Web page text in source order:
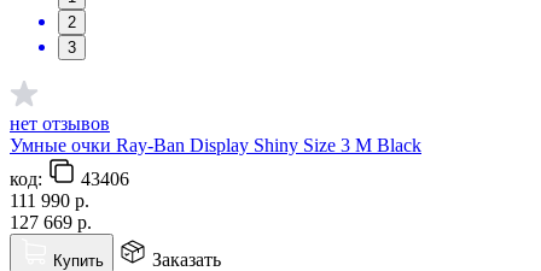
2
3
нет отзывов
Умные очки Ray-Ban Display Shiny Size 3 M Black
код:
43406
111 990 р.
127 669 р.
Купить
Заказать